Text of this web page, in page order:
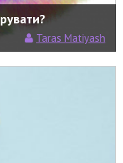
Taras Matiyash